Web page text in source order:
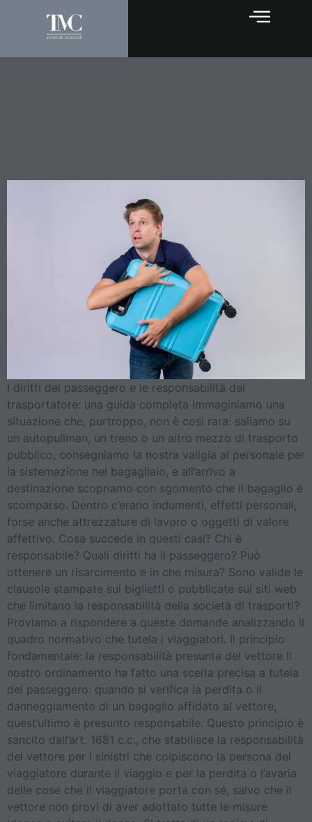
I diritti del passeggero e le responsabilità del
trasportatore: una guida completa Immaginiamo una
situazione che, purtroppo, non è così rara: saliamo su
un autopullman, un treno o un altro mezzo di trasporto
pubblico, consegniamo la nostra valigia al personale per
la sistemazione nel bagagliaio, e all’arrivo a
destinazione scopriamo con sgomento che il bagaglio è
scomparso. Dentro c’erano indumenti, effetti personali,
forse anche attrezzature di lavoro o oggetti di valore
affettivo. Cosa succede in questi casi? Chi è
responsabile? Quali diritti ha il passeggero? Può
ottenere un risarcimento e in che misura? Sono valide le
clausole stampate sui biglietti o pubblicate sui siti web
che limitano la responsabilità della società di trasporti?
Proviamo a rispondere a queste domande analizzando il
quadro normativo che tutela i viaggiatori. Il principio
fondamentale: la responsabilità presunta del vettore Il
nostro ordinamento ha fatto una scelta precisa a tutela
del passeggero: quando si verifica la perdita o il
danneggiamento di un bagaglio affidato al vettore,
quest’ultimo è presunto responsabile. Questo principio è
sancito dall’art. 1681 c.c., che stabilisce la responsabilità
del vettore per i sinistri che colpiscono la persona del
viaggiatore durante il viaggio e per la perdita o l’avaria
delle cose che il viaggiatore porta con sé, salvo che il
vettore non provi di aver adottato tutte le misure